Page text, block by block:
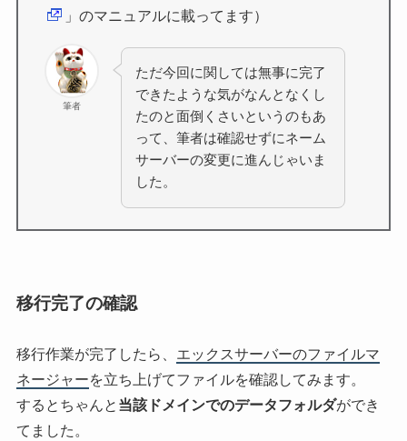
」のマニュアルに載ってます）
筆者
ただ今回に関しては無事に完了
できたような気がなんとなくし
たのと面倒くさいというのもあ
って、筆者は確認せずにネーム
サーバーの変更に進んじゃいま
した。
移行完了の確認
移行作業が完了したら、 エックスサーバーのファイルマ
ネージャーを立ち上げてファイルを確認してみます。
するとちゃんと 当該ドメインでのデータフォルダができ
てました。